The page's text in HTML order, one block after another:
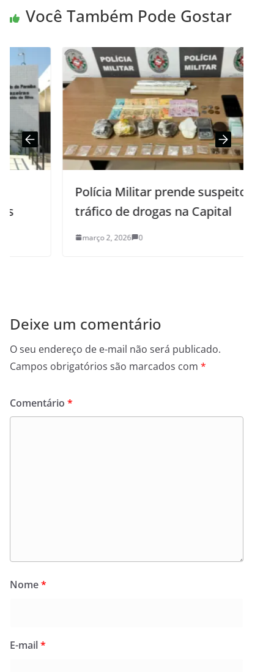
Você Também Pode Gostar
Polícia Militar prende suspeito por
tráfico de drogas na Capital
março 2, 2026 0
Deixe um comentário
O seu endereço de e-mail não será publicado.
Campos obrigatórios são marcados com *
Comentário *
Nome*
E-mail*